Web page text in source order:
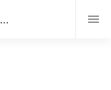
Невероятный сеанс, или Неугомонный дух